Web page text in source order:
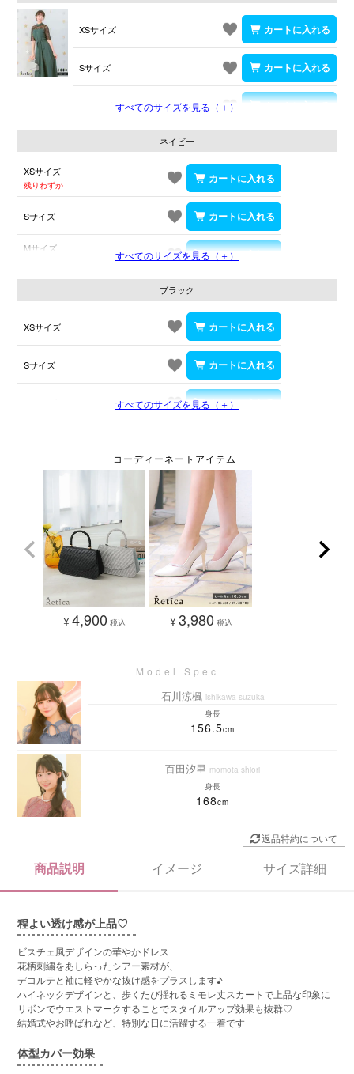
XSサイズ
Sサイズ
すべてのサイズを見る（＋）
ネイビー
XSサイズ
残りわずか
Sサイズ
Mサイズ
すべてのサイズを見る（＋）
ブラック
XSサイズ
Sサイズ
すべてのサイズを見る（＋）
¥4,900 税込 ¥3,980 税込
石川涼楓 ishikawa suzuka
身長
156.5
百田汐里 momota shiori
身長
168
返品特約について
商品説明 イメージ サイズ詳細
程よい透け感が上品♡
ビスチェ風デザインの華やかドレス
花柄刺繍をあしらったシアー素材が、
デコルテと袖に軽やかな抜け感をプラスします♪
ハイネックデザインと、歩くたび揺れるミモレ丈スカートで上品な印象に
リボンでウエストマークすることでスタイルアップ効果も抜群♡
結婚式やお呼ばれなど、特別な日に活躍する一着です
体型カバー効果